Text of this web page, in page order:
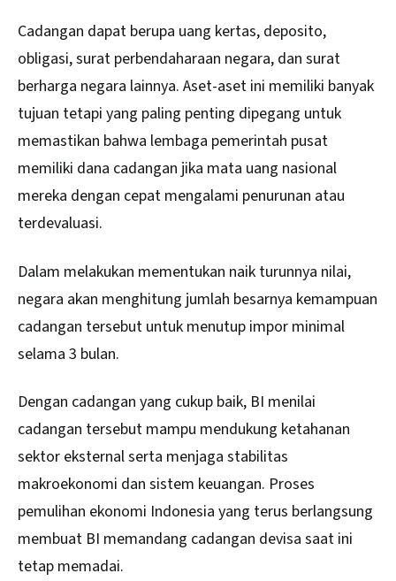
Cadangan dapat berupa uang kertas, deposito,
obligasi, surat perbendaharaan negara, dan surat
berharga negara lainnya. Aset-aset ini memiliki banyak
tujuan tetapi yang paling penting dipegang untuk
memastikan bahwa lembaga pemerintah pusat
memiliki dana cadangan jika mata uang nasional
mereka dengan cepat mengalami penurunan atau
terdevaluasi.
Dalam melakukan mementukan naik turunnya nilai,
negara akan menghitung jumlah besarnya kemampuan
cadangan tersebut untuk menutup impor minimal
selama 3 bulan.
Dengan cadangan yang cukup baik, BI menilai
cadangan tersebut mampu mendukung ketahanan
sektor eksternal serta menjaga stabilitas
makroekonomi dan sistem keuangan. Proses
pemulihan ekonomi Indonesia yang terus berlangsung
membuat BI memandang cadangan devisa saat ini
tetap memadai.